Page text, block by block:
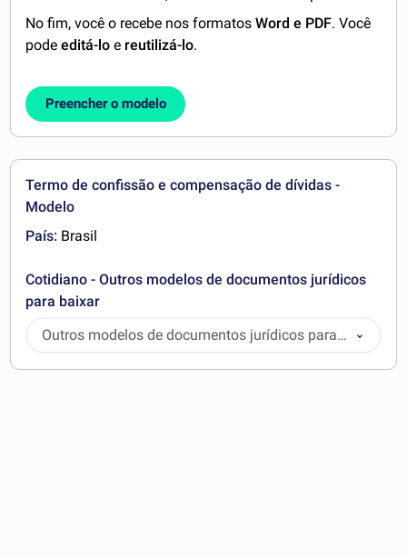
No fim, você o recebe nos formatosWord e PDF. Você
podeeditá-lo e reutilizá-lo.
Preencher o modelo
Termo de confissão e compensação de dívidas -
Modelo
País: Brasil
Cotidiano - Outros modelos de documentos jurídicos
para baixar
Outros modelos de documentos jurídicos para
baixar